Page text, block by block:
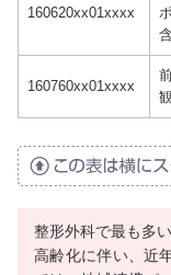
160620xx01xxxx
160760xx01xxxx
整形外科で最も多
高齢化に伴い、近